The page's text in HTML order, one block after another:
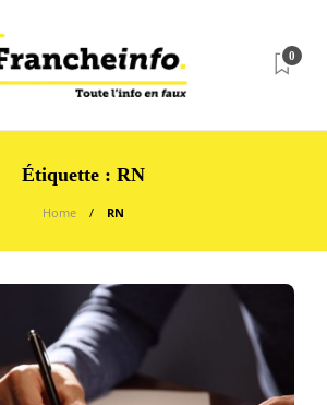
0
Étiquette : RN
Home RN